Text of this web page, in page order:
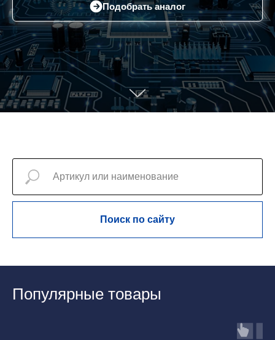
Подобрать аналог
Поиск по сайту
Популярные товары